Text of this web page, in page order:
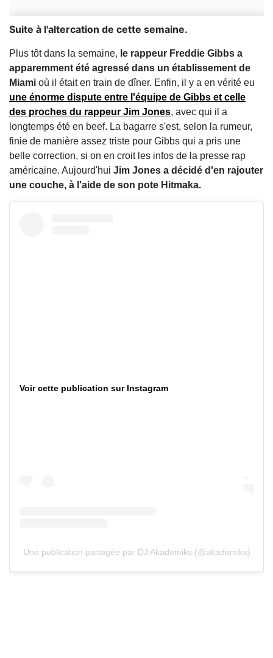
Suite à l'altercation de cette semaine.
Plus tôt dans la semaine, le rappeur Freddie Gibbs a
apparemment été agressé dans un établissement de
Miami où il était en train de dîner. Enfin, il y a en vérité eu
une énorme dispute entre l'équipe de Gibbs et celle
des proches du rappeur Jim Jones, avec qui il a
longtemps été en beef. La bagarre s'est, selon la rumeur,
finie de manière assez triste pour Gibbs qui a pris une
belle correction, si on en croit les infos de la presse rap
américaine. Aujourd'hui Jim Jones a décidé d'en rajouter
une couche, à l'aide de son pote Hitmaka.
Voir cette publication sur Instagram
Une publication partagée par DJ Akademiks (@akademiks)